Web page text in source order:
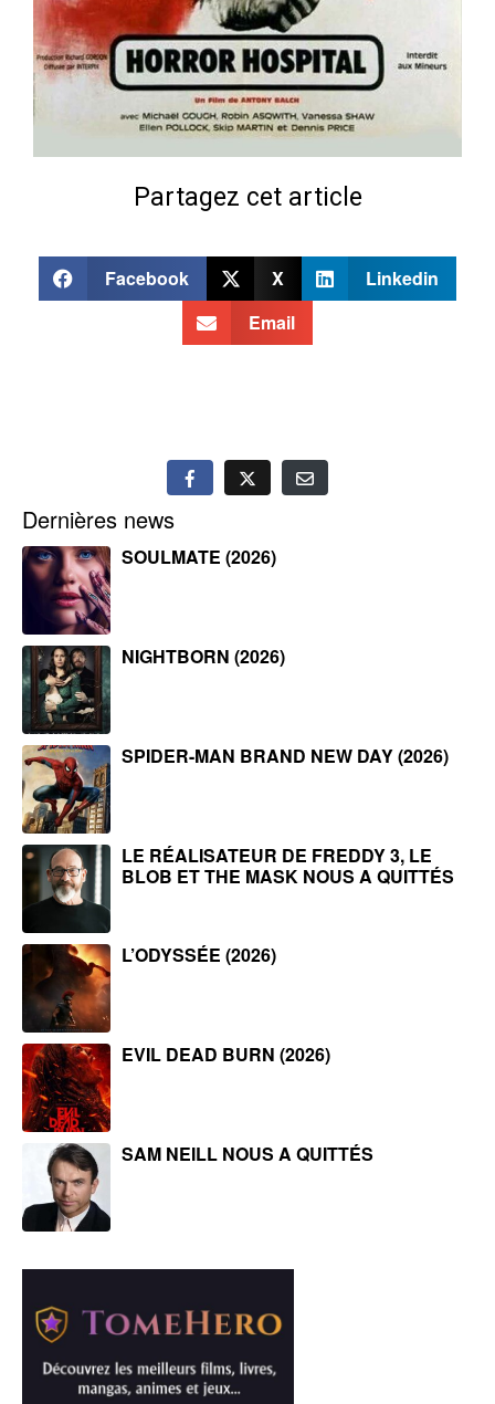
Partagez cet article
Facebook X
Linkedin
Email
Dernières news
SOULMATE (2026)
NIGHTBORN (2026)
SPIDER-MAN BRAND NEW DAY (2026)
LE RÉALISATEUR DE FREDDY 3, LE
BLOB ET THE MASK NOUS A QUITTÉS
L’ODYSSÉE (2026)
EVIL DEAD BURN (2026)
SAM NEILL NOUS A QUITTÉS